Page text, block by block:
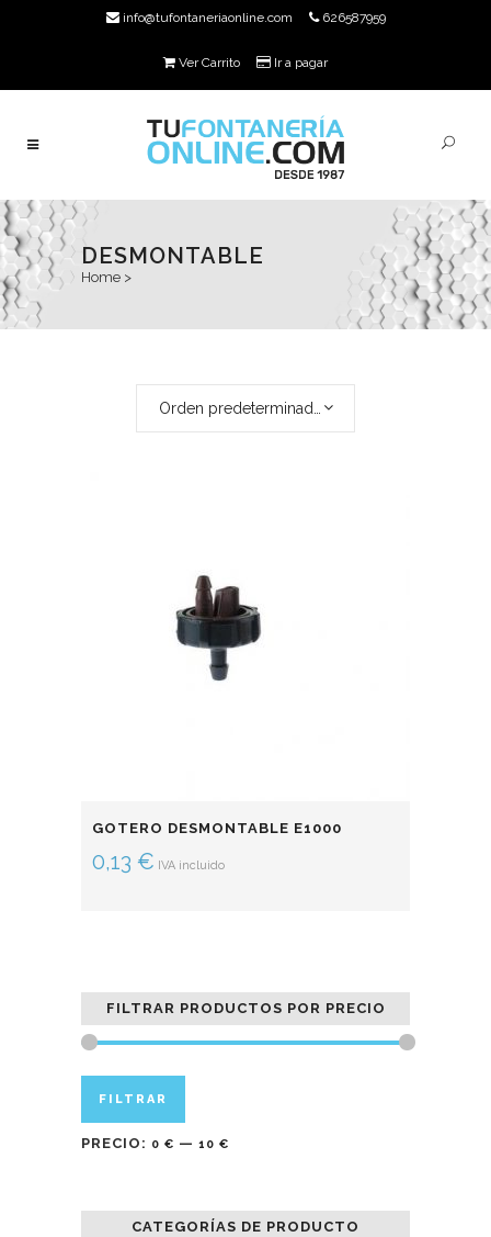
info@tufontaneriaonline.com 626587959
Ver Carrito Ir a pagar
DESMONTABLE
Home >
GOTERO DESMONTABLE E1000
0,13 € IVA incluido
FILTRAR PRODUCTOS POR PRECIO
FILTRAR
PRECIO: 0 € — 10 €
CATEGORÍAS DE PRODUCTO